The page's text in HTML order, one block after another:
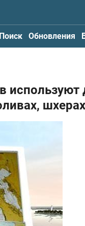
Поиск Обновления